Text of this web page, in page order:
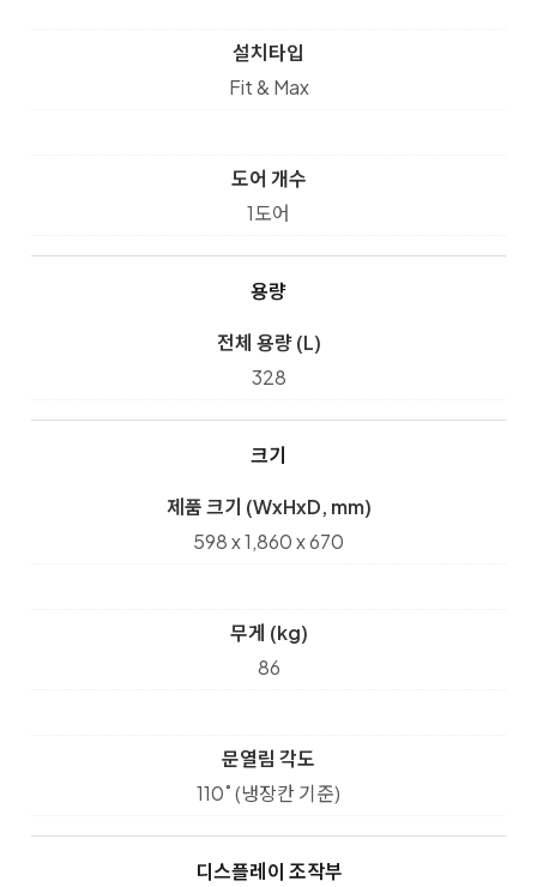
설치타입
Fit & Max
도어 개수
1도어
용량
전체 용량 (L)
328
크기
제품 크기 (WxHxD, mm)
598 x 1,860 x 670
무게 (kg)
86
문열림 각도
110˚ (냉장칸 기준)
디스플레이 조작부